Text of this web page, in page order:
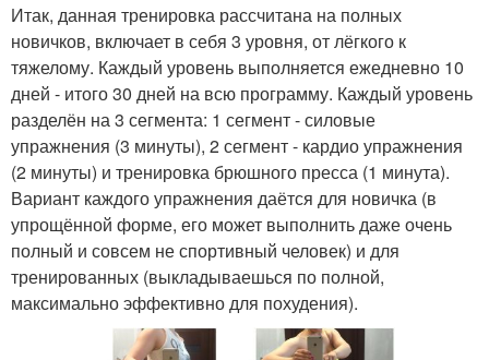
Итак, данная тренировка рассчитана на полных
новичков, включает в себя 3 уровня, от лёгкого к
тяжелому. Каждый уровень выполняется ежедневно 10
дней - итого 30 дней на всю программу. Каждый уровень
разделён на 3 сегмента: 1 сегмент - силовые
упражнения (3 минуты), 2 сегмент - кардио упражнения
(2 минуты) и тренировка брюшного пресса (1 минута).
Вариант каждого упражнения даётся для новичка (в
упрощённой форме, его может выполнить даже очень
полный и совсем не спортивный человек) и для
тренированных (выкладываешься по полной,
максимально эффективно для похудения).